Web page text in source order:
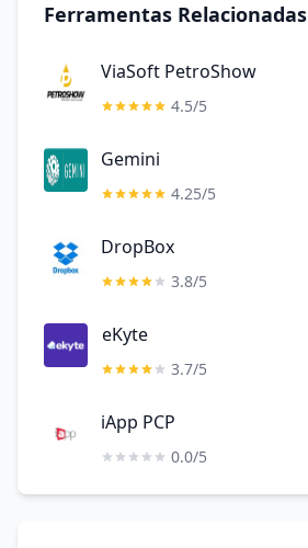
Ferramentas Relacionadas
ViaSoft PetroShow
4.5/5
Gemini
4.25/5
DropBox
3.8/5
eKyte
3.7/5
iApp PCP
0.0/5